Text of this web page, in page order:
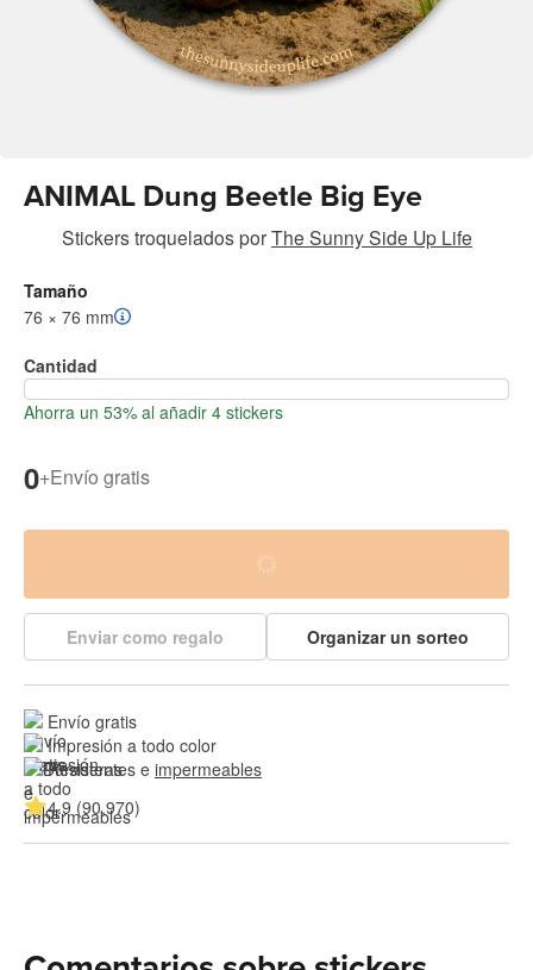
ANIMAL Dung Beetle Big Eye
Stickers troqueladosporThe Sunny Side Up Life
Tamaño
76 × 76 mm
Cantidad
Ahorra un 53% al añadir 4 stickers
0+Envío gratis
Enviar como regalo Organizar un sorteo
Envío gratis
Impresión a todo color
Resistentes e impermeables
4.9 (90,970)